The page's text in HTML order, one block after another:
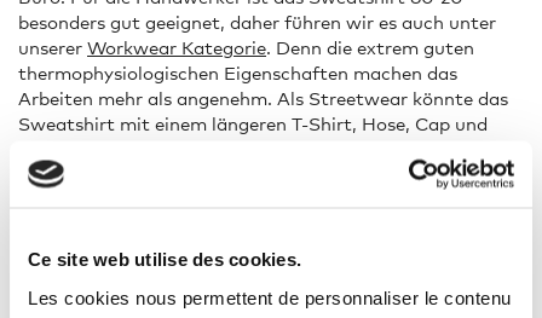
Ce site web utilise des cookies.
Les cookies nous permettent de personnaliser le contenu
besonders gut geeignet, daher führen wir es auch unter
unserer Workwear Kategorie. Denn die extrem guten
thermophysiologischen Eigenschaften machen das
Arbeiten mehr als angenehm. Als Streetwear könnte das
Sweatshirt mit einem längeren T-Shirt, Hose, Cap und
Look kreiert, der nicht nur modisch, sondern vor allem